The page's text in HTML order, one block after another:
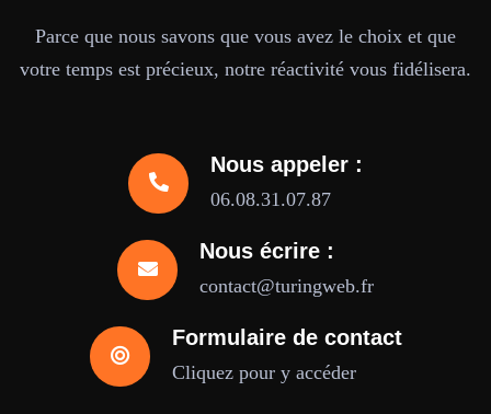
Parce que nous savons que vous avez le choix et que
votre temps est précieux, notre réactivité vous fidélisera.
Nous appeler :
06.08.31.07.87
Nous écrire :
contact@turingweb.fr
Formulaire de contact
Cliquez pour y accéder